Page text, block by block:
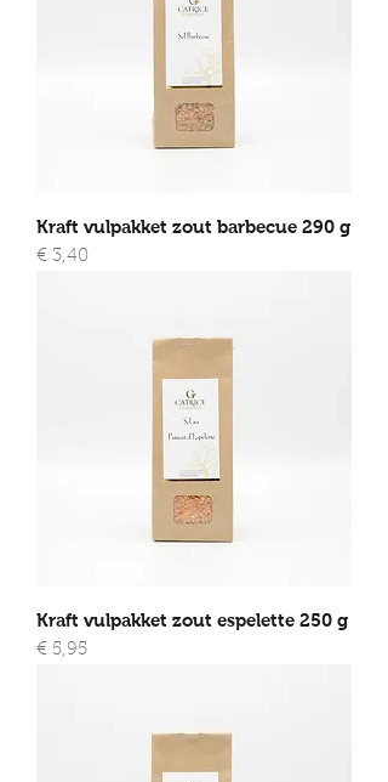
Kraft vulpakket zout barbecue 290 g
Prijs
€ 3,40
Kraft vulpakket zout espelette 250 g
Prijs
€ 5,95